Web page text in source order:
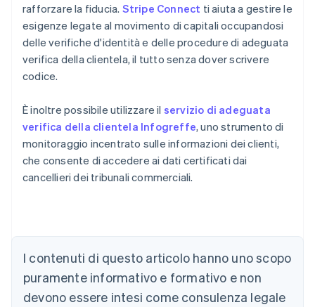
rafforzare la fiducia. Stripe Connect ti aiuta a gestire le
esigenze legate al movimento di capitali occupandosi
delle verifiche d'identità e delle procedure di adeguata
verifica della clientela, il tutto senza dover scrivere
codice.
È inoltre possibile utilizzare il servizio di adeguata
verifica della clientela Infogreffe, uno strumento di
monitoraggio incentrato sulle informazioni dei clienti,
che consente di accedere ai dati certificati dai
cancellieri dei tribunali commerciali.
I contenuti di questo articolo hanno uno scopo
puramente informativo e formativo e non
devono essere intesi come consulenza legale
English
Austria
Deutsch English
Belgio
NederlandsFrançaisDeutschEnglish